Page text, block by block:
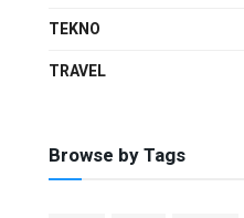
TEKNO
TRAVEL
Browse by Tags